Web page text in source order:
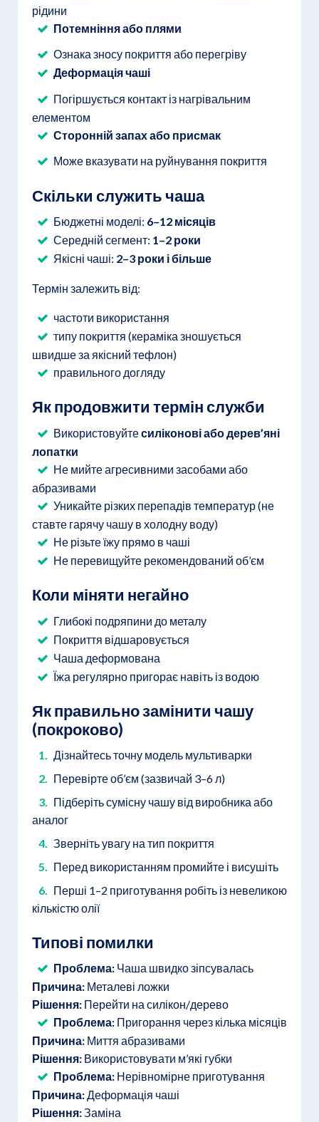
рідини
Потемніння або плями
Ознака зносу покриття або перегріву
Деформація чаші
Погіршується контакт із нагрівальним
елементом
Сторонній запах або присмак
Може вказувати на руйнування покриття
Скільки служить чаша
Бюджетні моделі: 6–12 місяців
Середній сегмент: 1–2 роки
Якісні чаші: 2–3 роки і більше
Термін залежить від:
частоти використання
типу покриття (кераміка зношується
швидше за якісний тефлон)
правильного догляду
Як продовжити термін служби
Використовуйтесиліконові або дерев’яні
лопатки
Не мийте агресивними засобами або
абразивами
Уникайте різких перепадів температур (не
ставте гарячу чашу в холодну воду)
Не різьте їжу прямо в чаші
Не перевищуйте рекомендований об’єм
Коли міняти негайно
Глибокі подряпини до металу
Покриття відшаровується
Чаша деформована
Їжа регулярно пригорає навіть із водою
Як правильно замінити чашу
(покроково)
Дізнайтесь точну модель мультиварки
Перевірте об’єм (зазвичай 3–6 л)
Підберіть сумісну чашу від виробника або
аналог
Зверніть увагу на тип покриття
Перед використанням промийте і висушіть
Перші 1–2 приготування робіть із невеликою
кількістю олії
Типові помилки
Проблема: Чаша швидко зіпсувалась
Причина: Металеві ложки
Рішення: Перейти на силікон/дерево
Проблема: Пригорання через кілька місяців
Причина: Миття абразивами
Рішення: Використовувати м’які губки
Проблема: Нерівномірне приготування
Причина:Деформація чаші
Рішення:Заміна